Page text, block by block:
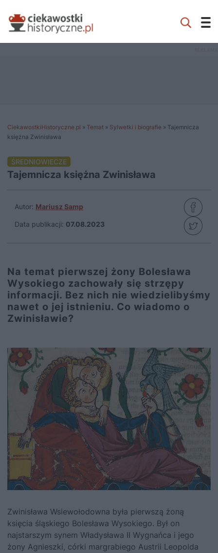
CiekawostkiHistoryczne.pl » Temat » Sylwetki i biografie » Tajemnicza
księżna Zwinisława
ŚREDNIOWIECZE
Tajemnicza księżna Zwinisława
Autor: Mariusz Samp
Data publikacji: 07.08.2023
Na temat pierwszej żony Bolesława
Wysokiego zachowały się strzępy
informacji. Bez nich nie wiedzielibyśmy
nawet o jej istnieniu. Co wiadomo o
Zwinisławie?
Zwinisława Wsiewołodowna była pierwszą żoną
księcia śląskiego Bolesława Wysokiego. Był on
najstarszym synem Władysława II Wygnańca i jego
żony Agnieszki, córki margrabiego Austrii Leopolda